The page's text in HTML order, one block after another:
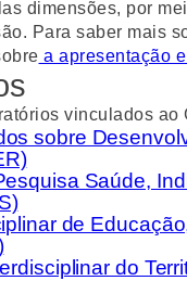
dimensões, por
Para saber mais
a apresentação
vinculados ao
sobre
Saúde,
de
do